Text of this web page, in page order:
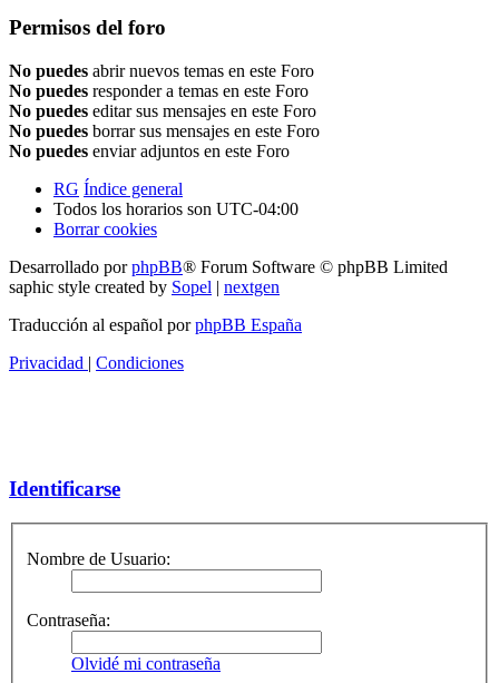
Permisos del foro
No puedes abrir nuevos temas en este Foro
No puedes responder a temas en este Foro
No puedes editar sus mensajes en este Foro
No puedes borrar sus mensajes en este Foro
No puedes enviar adjuntos en este Foro
RG Índice general
Todos los horarios son UTC-04:00
Borrar cookies
Desarrollado porphpBB® Forum Software © phpBB Limited
saphic style created by Sopel | nextgen
Traducción al español porphpBB España
Privacidad | Condiciones
Identificarse
Nombre de Usuario:
Contraseña:
Olvidé mi contraseña